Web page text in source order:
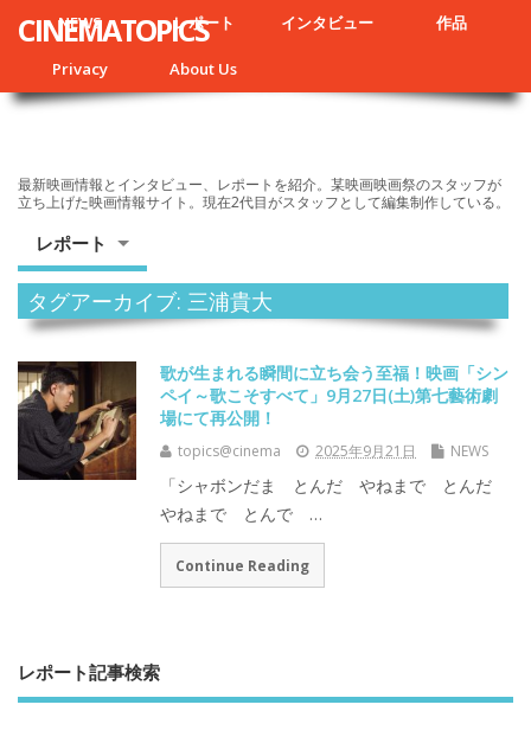
NEWS レポート インタビュー 作品
Privacy About Us
CINEMATOPICS
最新映画情報とインタビュー、レポートを紹介。某映画映画祭のスタッフが
立ち上げた映画情報サイト。現在2代目がスタッフとして編集制作している。
レポート
タグアーカイブ: 三浦貴⼤
歌が生まれる瞬間に立ち会う至福！映画「シン
ペイ～歌こそすべて」9月27日(土)第七藝術劇
場にて再公開！
topics@cinema 2025年9月21日 NEWS
「シャボンだま とんだ やねまで とんだ
やねまで とんで …
Continue Reading
レポート記事検索